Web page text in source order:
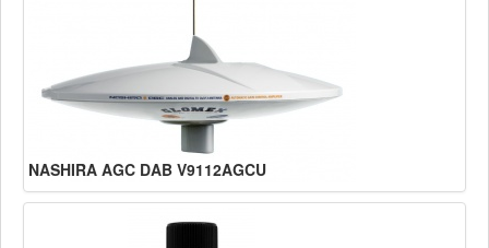
NASHIRA AGC DAB V9112AGCU